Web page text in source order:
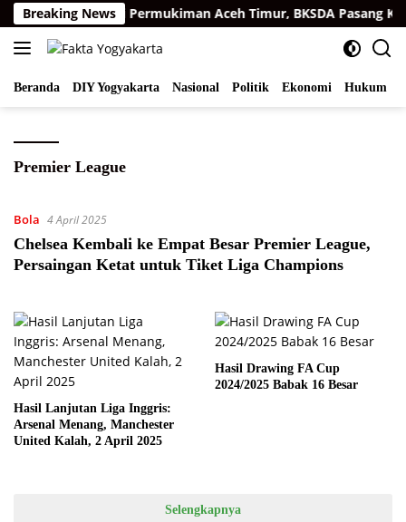
Langsung
ke
konten
Breaking News
Sumatra di Permukiman Aceh Timur, BKSDA Pasang
Beranda DIY Yogyakarta Nasional Politik Ekonomi Hukum
Premier League
Bola 4 April 2025
Chelsea Kembali ke Empat Besar Premier League,
Persaingan Ketat untuk Tiket Liga Champions
Hasil Lanjutan Liga Inggris:
Arsenal Menang, Manchester
United Kalah, 2 April 2025
Hasil Drawing FA Cup
2024/2025 Babak 16 Besar
Selengkapnya